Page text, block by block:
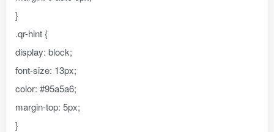
}
.qr-hint {
display: block;
font-size: 13px;
color: #95a5a6;
margin-top: 5px;
}